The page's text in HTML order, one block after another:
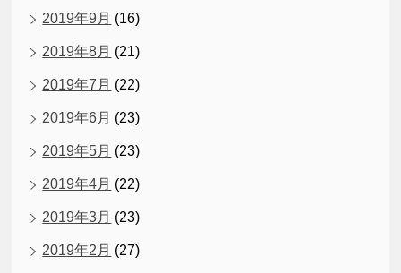
2019年9月 (16)
2019年8月 (21)
2019年7月 (22)
2019年6月 (23)
2019年5月 (23)
2019年4月 (22)
2019年3月 (23)
2019年2月 (27)